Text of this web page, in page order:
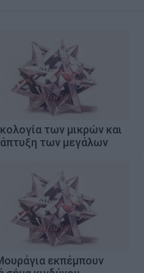
των μικρών και
των μεγάλων
εκπέμπουν